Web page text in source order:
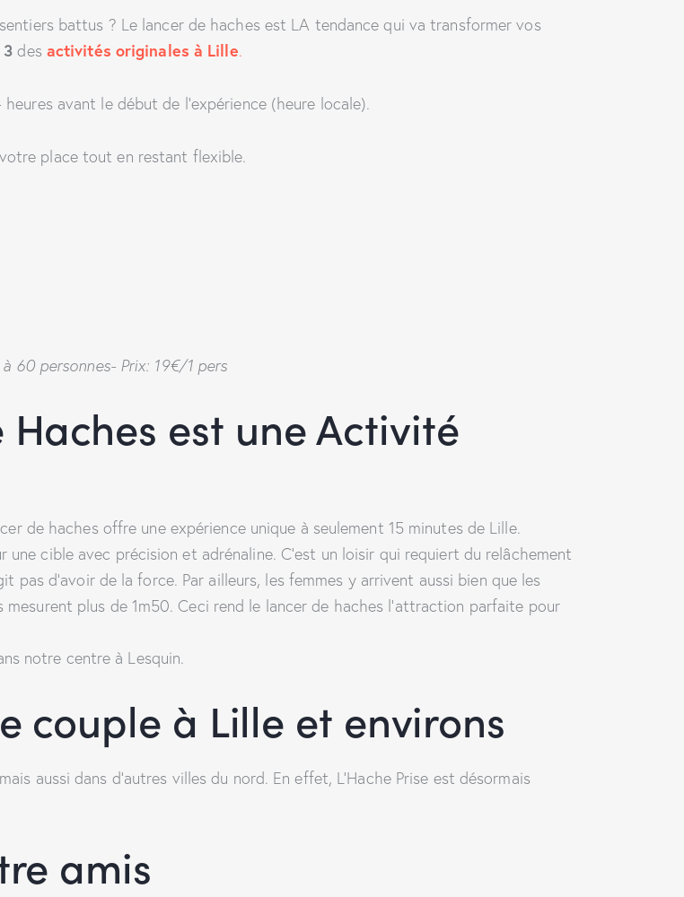
battus ? Le lancer de haches est LA tendance qui va transformer vos
des activités originales à Lille.
heures avant le début de l’expérience (heure locale).
place tout en restant flexible.
60 personnes- Prix: 19€/1 pers
est une Activité
de haches offre une expérience unique à seulement 15 minutes de Lille.
cible avec précision et adrénaline. C’est un loisir qui requiert du relâchement
pas d’avoir de la force. Par ailleurs, les femmes y arrivent aussi bien que les
mesurent plus de 1m50. Ceci rend le lancer de haches l’attraction parfaite pour
notre centre à Lesquin.
couple à Lille et environs
aussi dans d’autres villes du nord. En effet, L’Hache Prise est désormais
amis